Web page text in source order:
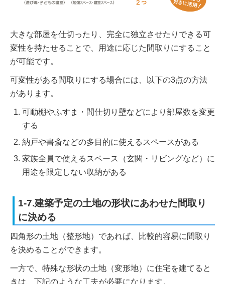
大きな部屋を仕切ったり、完全に独立させたりできる可
変性を持たせることで、用途に応じた間取りにすること
が可能です。
可変性がある間取りにする場合には、以下の3点の方法
があります。
可動棚やふすま・間仕切り壁などにより部屋数を変更
する
納戸や書斎などの多目的に使えるスペースがある
家族全員で使えるスペース（玄関・リビングなど）に
用途を限定しない収納がある
1-7.建築予定の土地の形状にあわせた間取り
に決める
四角形の土地（整形地）であれば、比較的容易に間取り
を決めることができます。
一方で、特殊な形状の土地（変形地）に住宅を建てると
きは、下記のような工夫が必要になります。